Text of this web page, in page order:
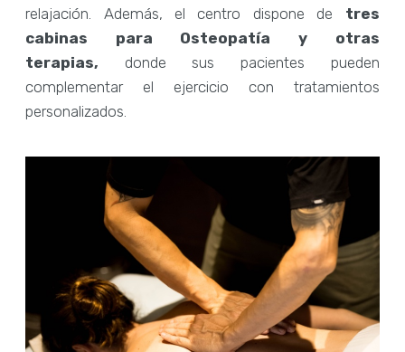
relajación. Además, el centro dispone de tres
cabinas para Osteopatía y otras
terapias, donde sus pacientes pueden
complementar el ejercicio con tratamientos
personalizados.